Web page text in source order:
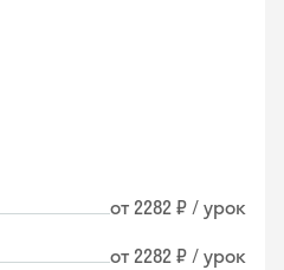
от 2282 ₽ / урок
от 2282 ₽ / урок